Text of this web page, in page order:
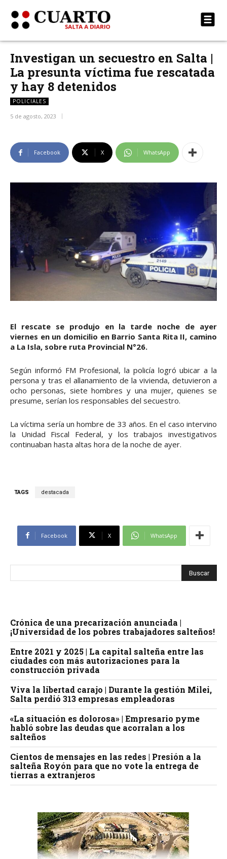
Investigan un secuestro en Salta |
La presunta víctima fue rescatada
y hay 8 detenidos
POLICIALES
5 de agosto, 2023
Facebook X WhatsApp
El rescate se produjo en la tarde noche de ayer
viernes en un domicilio en Barrio Santa Rita II, camino
a La Isla, sobre ruta Provincial N°26.
Según informó FM Profesional, la policía logró ubicar a la
persona y tras el allanamiento de la vivienda, detuvieron a
ocho personas, siete hombres y una mujer, quienes se
presume, serían los responsables del secuestro.
La víctima sería un hombre de 33 años. En el caso intervino
la Unidad Fiscal Federal, y los trabajos investigativos
continuaban hasta altas hora de la noche de ayer.
TAGS destacada
Facebook X WhatsApp
Crónica de una precarización anunciada |
¡Universidad de los pobres trabajadores salteños!
Entre 2021 y 2025 | La capital salteña entre las
ciudades con más autorizaciones para la
construcción privada
Viva la libertad carajo | Durante la gestión Milei,
Salta perdió 313 empresas empleadoras
«La situación es dolorosa» | Empresario pyme
habló sobre las deudas que acorralan a los
salteños
Cientos de mensajes en las redes | Presión a la
salteña Royón para que no vote la entrega de
tierras a extranjeros